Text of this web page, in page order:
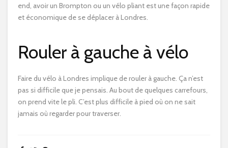
end, avoir un Brompton ou un vélo pliant est une façon rapide
et économique de se déplacer à Londres.
Rouler à gauche à vélo
Faire du vélo à Londres implique de rouler à gauche. Ça n’est
pas si difficile que je pensais. Au bout de quelques carrefours,
on prend vite le pli. C’est plus difficile à pied où on ne sait
jamais où regarder pour traverser.